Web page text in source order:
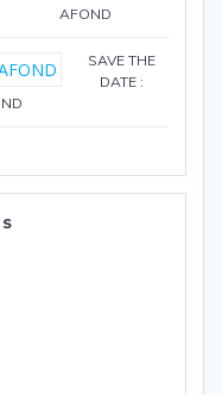
AFOND
SAVE THE
DATE :